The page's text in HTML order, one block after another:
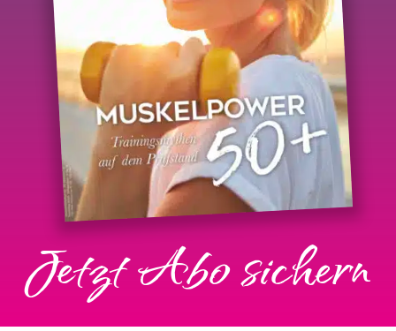
Jetzt Abo sichern